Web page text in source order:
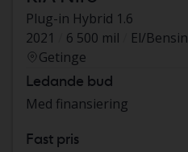
Plug-in Hybrid 1.6
2021
6 500 mil
El/Bensin
Getinge
Ledande bud
Med finansiering
Fast pris